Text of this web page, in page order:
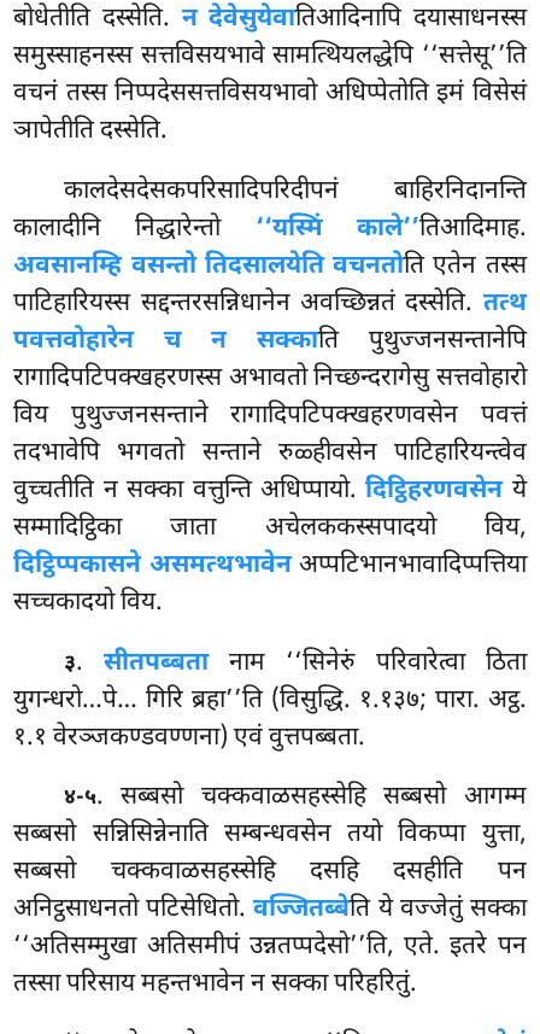
बोधेतीति दस्सेति. न देवेसुयेवातिआदिनापि दयासाधनस्स
समुस्साहनस्स सत्तविसयभावे सामत्थियलद्धेपि ‘‘सत्तेसू’’ति
वचनं तस्स निप्पदेससत्तविसयभावो अधिप्पेतोति इमं विसेसं
ञापेतीति दस्सेति.
कालदेसदेसकपरिसादिपरिदीपनं बाहिरनिदानन्ति
कालादीनि निद्धारेन्तो ‘‘यस्मिं काले’’तिआदिमाह.
अवसानम्हि वसन्तो तिदसालयेति वचनतोति एतेन तस्स
पाटिहारियस्स सद्दन्तरसन्निधानेन अवच्छिन्नतं दस्सेति. तत्थ
पवत्तवोहारेन च न सक्काति पुथुज्जनसन्तानेपि
रागादिपटिपक्खहरणस्स अभावतो निच्छन्दरागेसु सत्तवोहारो
विय पुथुज्जनसन्ताने रागादिपटिपक्खहरणवसेन पवत्तं
तदभावेपि भगवतो सन्ताने रुळ्हीवसेन पाटिहारियन्त्वेव
वुच्चतीति न सक्का वत्तुन्ति अधिप्पायो.दिट्ठिहरणवसेनये
सम्मादिट्ठिका जाता अचेलककस्सपादयो विय,
दिट्ठिप्पकासने असमत्थभावेनअप्पटिभानभावादिप्पत्तिया
सच्चकादयो विय.
३. सीतपब्बतानाम ‘‘सिनेरुं परिवारेत्वा ठिता
युगन्धरो…पे… गिरि ब्रहा’’ति (विसुद्धि. १.१३७; पारा. अट्ठ.
१.१ वेरञ्जकण्डवण्णना) एवं वुत्तपब्बता.
४-५. सब्बसो चक्कवाळसहस्सेहि सब्बसो आगम्म
सब्बसो सन्निसिन्नेनाति सम्बन्धवसेन तयो विकप्पा युत्ता,
सब्बसो चक्कवाळसहस्सेहि दसहि दसहीति पन
अनिट्ठसाधनतो पटिसेधितो.वज्जितब्बेति ये वज्जेतुं सक्का
‘‘अतिसम्मुखा अतिसमीपं उन्नतप्पदेसो’’ति, एते. इतरे पन
तस्सा परिसाय महन्तभावेन न सक्का परिहरितुं.